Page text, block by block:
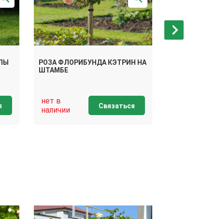
РОЗА ФЛОРИБУНДА КЭТРИН НА
ШТАМБЕ
нет в
наличии
Связаться